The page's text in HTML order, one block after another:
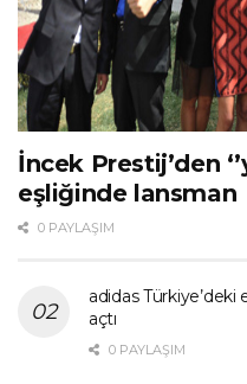
İncek Prestij’den
eşliğinde lansman
0 PAYLAŞIM
adidas Türkiye’deki
açtı
0 PAYLAŞIM